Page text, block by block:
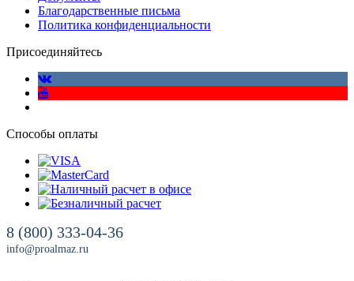
Благодарственные письма
Политика конфиденциальности
Присоединяйтесь
Способы оплаты
8 (800) 333-04-36
info@proalmaz.ru